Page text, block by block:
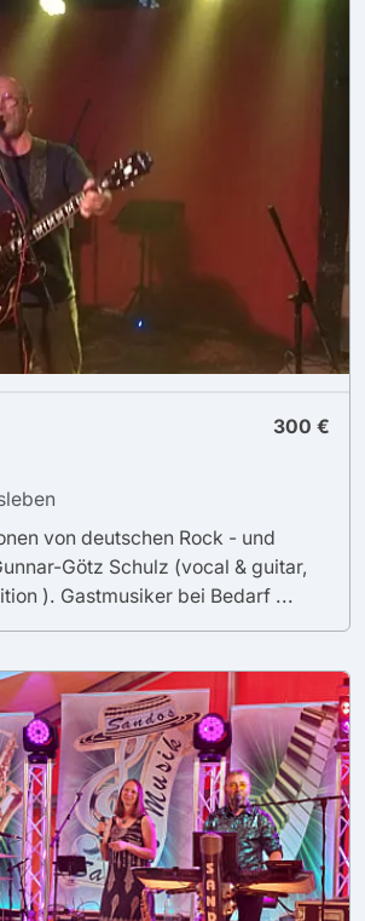
300 €
von deutschen Rock - und
Götz Schulz (vocal & guitar,
). Gastmusiker bei Bedarf ...